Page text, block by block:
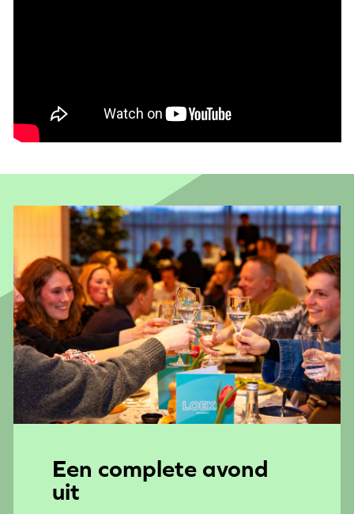
Een complete avond
uit